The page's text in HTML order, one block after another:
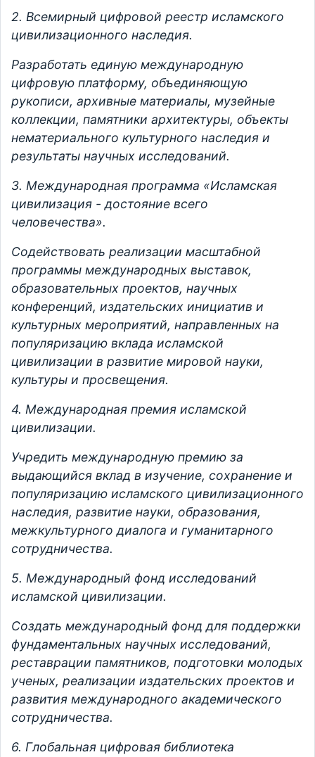
2. Всемирный цифровой реестр исламского
цивилизационного наследия.
Разработать единую международную
цифровую платформу, объединяющую
рукописи, архивные материалы, музейные
коллекции, памятники архитектуры, объекты
нематериального культурного наследия и
результаты научных исследований.
3. Международная программа «Исламская
цивилизация - достояние всего
человечества».
Содействовать реализации масштабной
программы международных выставок,
образовательных проектов, научных
конференций, издательских инициатив и
культурных мероприятий, направленных на
популяризацию вклада исламской
цивилизации в развитие мировой науки,
культуры и просвещения.
4. Международная премия исламской
цивилизации.
Учредить международную премию за
выдающийся вклад в изучение, сохранение и
популяризацию исламского цивилизационного
наследия, развитие науки, образования,
межкультурного диалога и гуманитарного
сотрудничества.
5. Международный фонд исследований
исламской цивилизации.
Создать международный фонд для поддержки
фундаментальных научных исследований,
реставрации памятников, подготовки молодых
ученых, реализации издательских проектов и
развития международного академического
сотрудничества.
6. Глобальная цифровая библиотека